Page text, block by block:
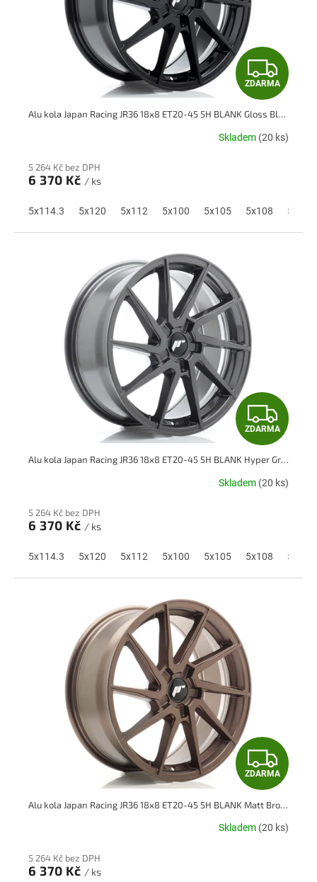
Z
D
A
A
ZDARMA
Alu kola Japan Racing JR36 18x8 ET20-45 5H BLANK Gloss Black
Skladem (20 ks)
5 264 Kč bez DPH
6 370 Kč / ks
5x114.3 5x120 5x112 5x100 5x105 5x108 5x110
Z
D
A
A
ZDARMA
Alu kola Japan Racing JR36 18x8 ET20-45 5H BLANK Hyper Gray
Skladem (20 ks)
5 264 Kč bez DPH
6 370 Kč / ks
5x114.3 5x120 5x112 5x100 5x105 5x108 5x110
Z
D
A
ZDARMA
Alu kola Japan Racing JR36 18x8 ET20-45 5H BLANK Matt Bronze
Skladem (20 ks)
5 264 Kč bez DPH
6 370 Kč / ks